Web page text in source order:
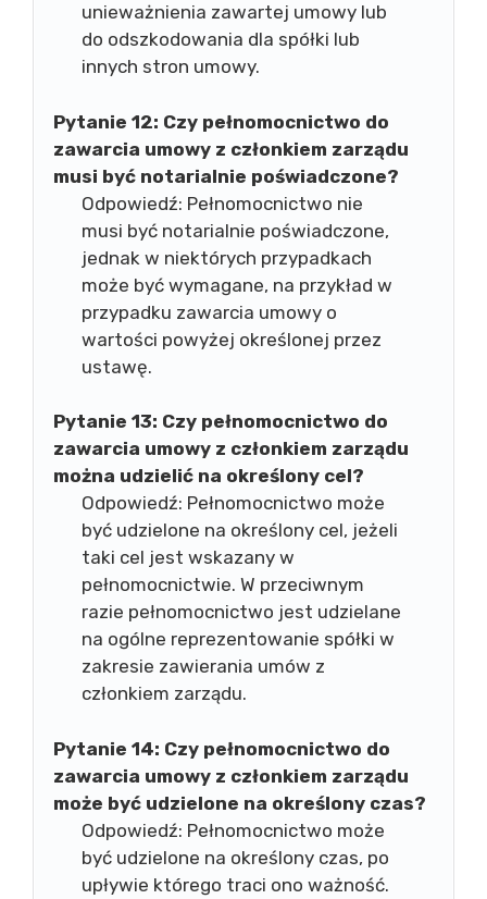
unieważnienia zawartej umowy lub
do odszkodowania dla spółki lub
innych stron umowy.
Pytanie 12: Czy pełnomocnictwo do
zawarcia umowy z członkiem zarządu
musi być notarialnie poświadczone?
Odpowiedź: Pełnomocnictwo nie
musi być notarialnie poświadczone,
jednak w niektórych przypadkach
może być wymagane, na przykład w
przypadku zawarcia umowy o
wartości powyżej określonej przez
ustawę.
Pytanie 13: Czy pełnomocnictwo do
zawarcia umowy z członkiem zarządu
można udzielić na określony cel?
Odpowiedź: Pełnomocnictwo może
być udzielone na określony cel, jeżeli
taki cel jest wskazany w
pełnomocnictwie. W przeciwnym
razie pełnomocnictwo jest udzielane
na ogólne reprezentowanie spółki w
zakresie zawierania umów z
członkiem zarządu.
Pytanie 14: Czy pełnomocnictwo do
zawarcia umowy z członkiem zarządu
może być udzielone na określony czas?
Odpowiedź: Pełnomocnictwo może
być udzielone na określony czas, po
upływie którego traci ono ważność.